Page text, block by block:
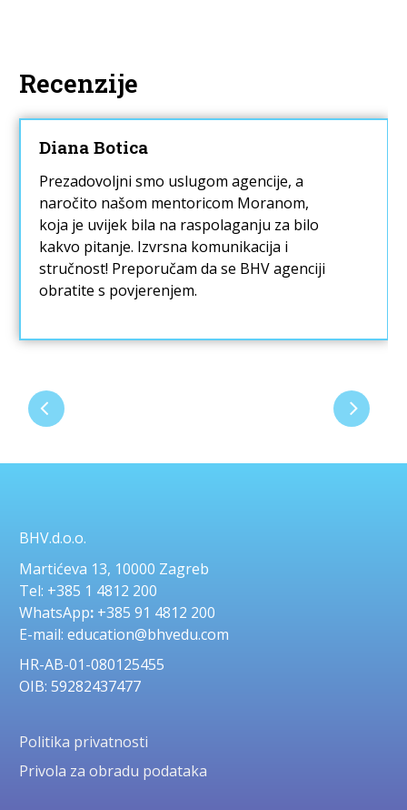
Recenzije
Diana Botica
Prezadovoljni smo uslugom agencije, a
naročito našom mentoricom Moranom,
koja je uvijek bila na raspolaganju za bilo
kakvo pitanje. Izvrsna komunikacija i
stručnost! Preporučam da se BHV agenciji
obratite s povjerenjem.
BHV.d.o.o.
Martićeva 13, 10000 Zagreb
Tel: +385 1 4812 200
WhatsApp:+385 91 4812 200
E-mail: education@bhvedu.com
HR-AB-01-080125455
OIB: 59282437477
Politika privatnosti
Privola za obradu podataka